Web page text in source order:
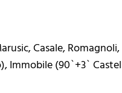
Casale,
Immobile (90`+3`